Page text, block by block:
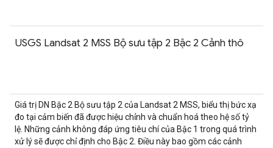
USGS Landsat 2 MSS Bộ sưu tập 2 Bậc 2 Cảnh thô
Giá trị DN Bậc 2 Bộ sưu tập 2 của Landsat 2 MSS, biểu thị bức xạ
đo tại cảm biến đã được hiệu chỉnh và chuẩn hoá theo hệ số tỷ
lệ. Những cảnh không đáp ứng tiêu chí của Bậc 1 trong quá trình
xử lý sẽ được chỉ định cho Bậc 2. Điều này bao gồm các cảnh